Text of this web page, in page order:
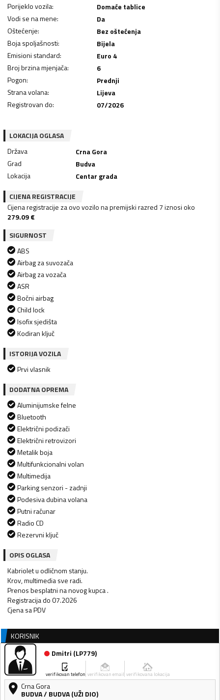
Porijeklo vozila:
Domaće tablice
Vodi se na mene:
Da
Oštećenje:
Bez oštećenja
Boja spoljašnosti:
Bijela
Emisioni standard:
Euro 4
Broj brzina mjenjača:
6
Pogon:
Prednji
Strana volana:
Lijeva
Registrovan do: 07/2026
LOKACIJA OGLASA
Država
Crna Gora
Grad
Budva
Lokacija
Centar grada
CIJENA REGISTRACIJE
Cijena registracije za ovo vozilo na premijski razred 7 iznosi oko
279.09€
SIGURNOST
ABS
Airbag za suvozača
Airbag za vozača
ASR
Bočni airbag
Child lock
Isofix sjedišta
Kodiran ključ
ISTORIJA VOZILA
Prvi vlasnik
DODATNA OPREMA
Aluminijumske felne
Bluetooth
Električni podizači
Električni retrovizori
Metalik boja
Multifunkcionalni volan
Multimedija
Parking senzori - zadnji
Podesiva dubina volana
Putni računar
Radio CD
Rezervni ključ
OPIS OGLASA
Kabriolet u odličnom stanju.
Krov, multimedia sve radi.
Prenos besplatni na novog kupca .
Registracija do 07.2026
Cjena sa PDV
KORISNIK
Dmitri (LP779)
verifikovan telefon verifikovan email verifikovana lokacija
Crna Gora
BUDVA/ BUDVA (UŽI DIO)